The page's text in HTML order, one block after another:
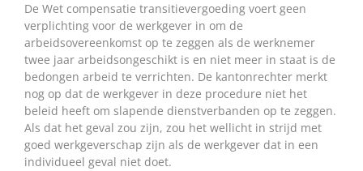
De Wet compensatie transitievergoeding voert geen
verplichting voor de werkgever in om de
arbeidsovereenkomst op te zeggen als de werknemer
twee jaar arbeidsongeschikt is en niet meer in staat is de
bedongen arbeid te verrichten. De kantonrechter merkt
nog op dat de werkgever in deze procedure niet het
beleid heeft om slapende dienstverbanden op te zeggen.
Als dat het geval zou zijn, zou het wellicht in strijd met
goed werkgeverschap zijn als de werkgever dat in een
individueel geval niet doet.